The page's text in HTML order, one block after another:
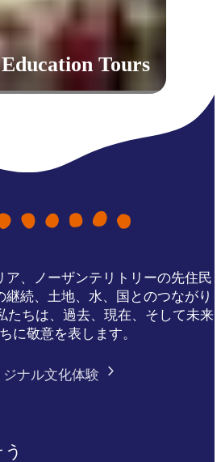
Tours
ア、ノーザンテリトリーの先住民
続、土地、水、国とのつながり
たちは、過去、現在、そして未来
に敬意を表します。
ジナル文化体験